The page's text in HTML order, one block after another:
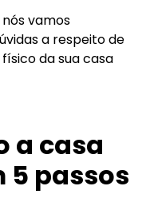
vamos
a respeito de
da sua casa
a casa
5 passos